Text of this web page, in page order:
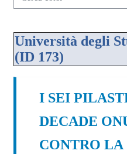
Università degli
(ID 173)
I SEI
DECADE
CONTRO LA